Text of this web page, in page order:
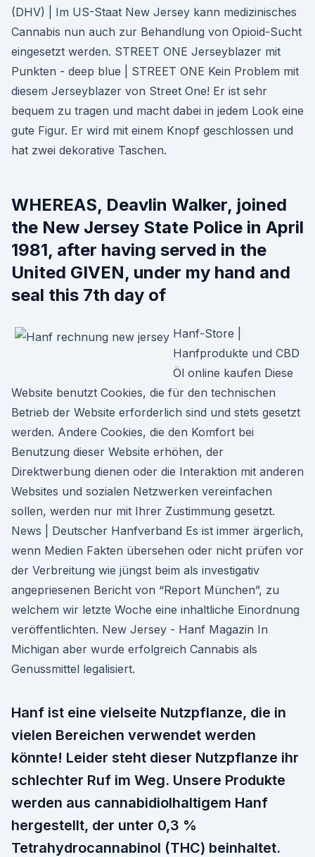
(DHV) | Im US-Staat New Jersey kann medizinisches
Cannabis nun auch zur Behandlung von Opioid-Sucht
eingesetzt werden. STREET ONE Jerseyblazer mit
Punkten - deep blue | STREET ONE Kein Problem mit
diesem Jerseyblazer von Street One! Er ist sehr
bequem zu tragen und macht dabei in jedem Look eine
gute Figur. Er wird mit einem Knopf geschlossen und
hat zwei dekorative Taschen.
WHEREAS, Deavlin Walker, joined
the New Jersey State Police in April
1981, after having served in the
United GIVEN, under my hand and
seal this 7th day of
Hanf-Store |
Hanfprodukte und CBD
Öl online kaufen Diese
Website benutzt Cookies, die für den technischen
Betrieb der Website erforderlich sind und stets gesetzt
werden. Andere Cookies, die den Komfort bei
Benutzung dieser Website erhöhen, der
Direktwerbung dienen oder die Interaktion mit anderen
Websites und sozialen Netzwerken vereinfachen
sollen, werden nur mit Ihrer Zustimmung gesetzt.
News | Deutscher Hanfverband Es ist immer ärgerlich,
wenn Medien Fakten übersehen oder nicht prüfen vor
der Verbreitung wie jüngst beim als investigativ
angepriesenen Bericht von “Report München”, zu
welchem wir letzte Woche eine inhaltliche Einordnung
veröffentlichten. New Jersey - Hanf Magazin In
Michigan aber wurde erfolgreich Cannabis als
Genussmittel legalisiert.
Hanf ist eine vielseite Nutzpflanze, die in
vielen Bereichen verwendet werden
könnte! Leider steht dieser Nutzpflanze ihr
schlechter Ruf im Weg. Unsere Produkte
werden aus cannabidiolhaltigem Hanf
hergestellt, der unter 0,3 %
Tetrahydrocannabinol (THC) beinhaltet.